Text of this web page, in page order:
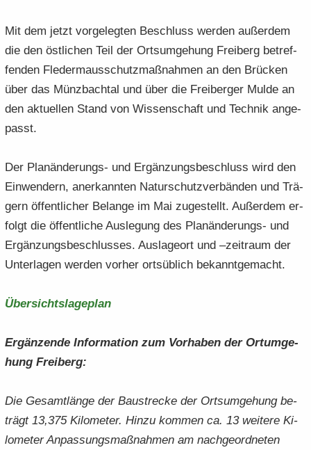
Mit dem jetzt vor­ge­leg­ten Be­schluss wer­den au­ßer­dem
die den öst­li­chen Teil der Orts­um­ge­hung Frei­berg be­tref­
fen­den Fle­der­maus­schutz­maß­nah­men an den Brü­cken
über das Münz­bach­tal und über die Frei­ber­ger Mulde an
den ak­tu­el­len Stand von Wis­sen­schaft und Tech­nik an­ge­
passt.
Der Planänderungs-​ und Er­gän­zungs­be­schluss wird den
Ein­wen­dern, an­er­kann­ten Na­tur­schutz­ver­bän­den und Trä­
gern öf­fent­li­cher Be­lan­ge im Mai zu­ge­stellt. Au­ßer­dem er­
folgt die öf­fent­li­che Aus­le­gung des Planänderungs-​ und
Er­gän­zungs­be­schlus­ses. Aus­la­ge­ort und –zeit­raum der
Un­ter­la­gen wer­den vor­her orts­üb­lich be­kannt­ge­macht.
Über­sichts­la­ge­plan
Er­gän­zen­de In­for­ma­ti­on zum Vor­ha­ben der Ort­um­ge­
hung Frei­berg:
Die Ge­samt­län­ge der Bau­stre­cke der Orts­um­ge­hung be­
trägt 13,375 Ki­lo­me­ter. Hinzu kom­men ca. 13 wei­te­re Ki­
lo­me­ter An­pas­sungs­maß­nah­men am nach­ge­ord­ne­ten